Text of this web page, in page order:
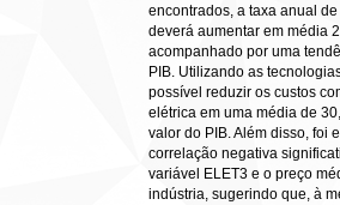
encontrados, a taxa anual
deverá aumentar em média
acompanhado por uma
PIB. Utilizando as
possível reduzir os custos
elétrica em uma média de
valor do PIB. Além disso, foi
correlação negativa
variável ELET3 e o preço
indústria, sugerindo que, à